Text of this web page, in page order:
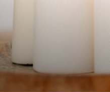
springen